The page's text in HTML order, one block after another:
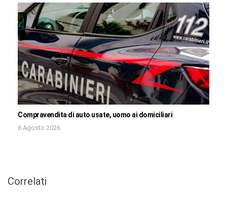
Compravendita di auto usate, uomo ai domiciliari
6 Agosto 2026
Correlati